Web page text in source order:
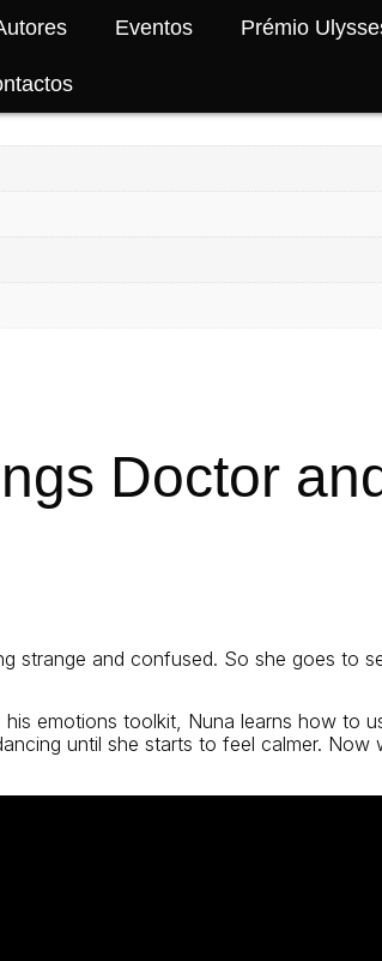
Eventos Prémio
Doctor
strange and confused. So she goes to
emotions toolkit, Nuna learns how to
until she starts to feel calmer. Now